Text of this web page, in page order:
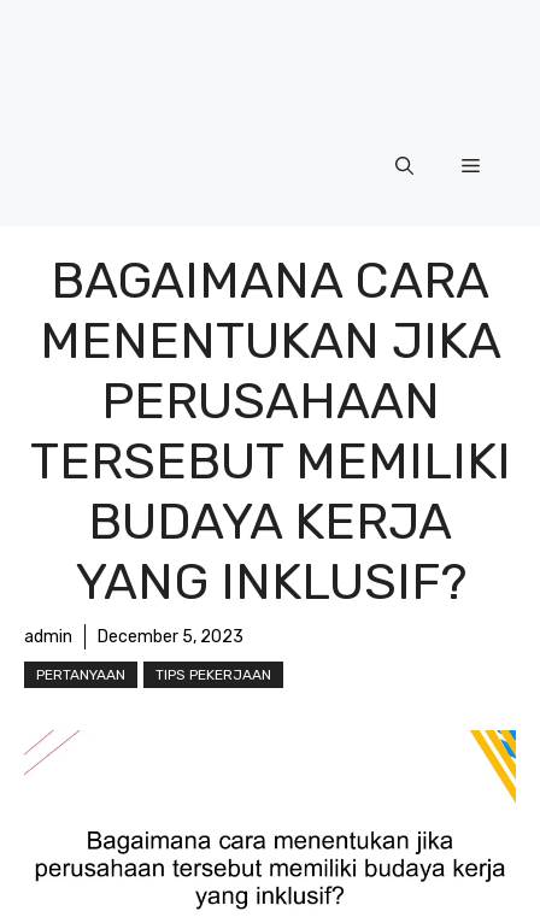
Menu
BAGAIMANA CARA
MENENTUKAN JIKA
PERUSAHAAN
TERSEBUT MEMILIKI
BUDAYA KERJA
YANG INKLUSIF?
admin December 5, 2023
PERTANYAAN TIPS PEKERJAAN